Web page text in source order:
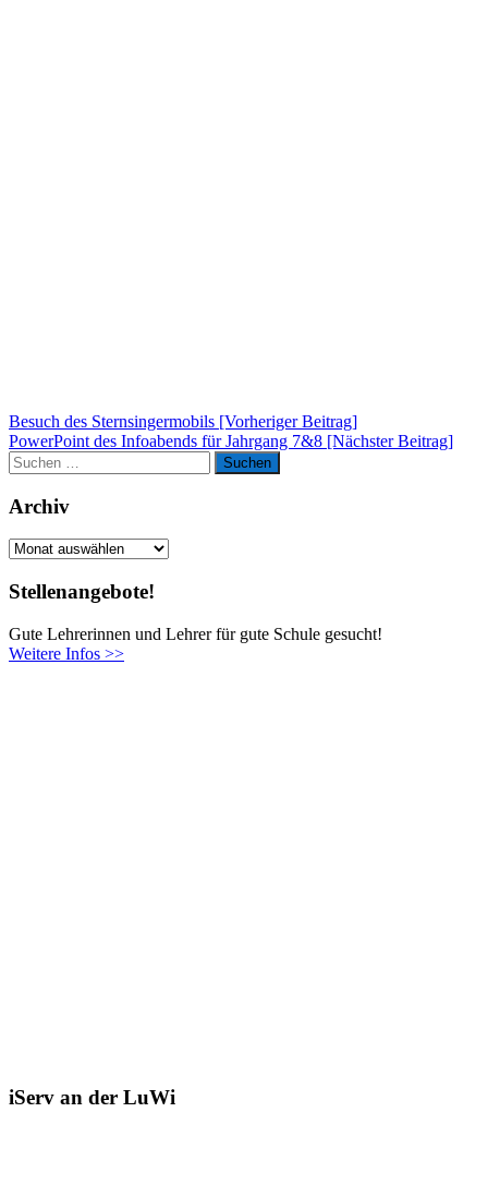
Beitragsnavigation
Besuch des Sternsingermobils [Vorheriger Beitrag]
PowerPoint des Infoabends für Jahrgang 7&8 [Nächster Beitrag]
Suchen
nach:
Suchen
Archiv
Archiv
Stellenangebote!
Gute Lehrerinnen und Lehrer für gute Schule gesucht!
Weitere Infos >>
iServ an der LuWi